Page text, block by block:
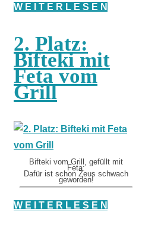
W E I T E R L E S E N
2. Platz:
Bifteki mit
Feta vom
Grill
Bifteki vom Grill, gefüllt mit
Feta:
Dafür ist schon Zeus schwach
geworden!
W E I T E R L E S E N